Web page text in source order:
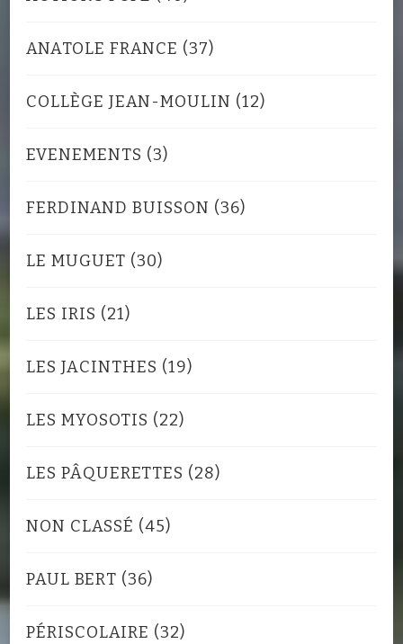
ANATOLE FRANCE (37)
COLLÈGE JEAN-MOULIN (12)
EVENEMENTS (3)
FERDINAND BUISSON (36)
LE MUGUET (30)
LES IRIS (21)
LES JACINTHES (19)
LES MYOSOTIS (22)
LES PÂQUERETTES (28)
NON CLASSÉ (45)
PAUL BERT (36)
PÉRISCOLAIRE (32)